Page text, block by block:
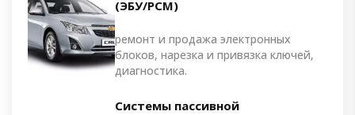
(ЭБУ/PCM)
ремонт и продажа электронных
блоков, нарезка и привязка ключей,
диагностика.
Системы пассивной